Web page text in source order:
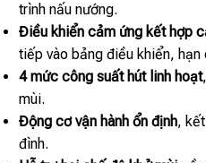
trình nấu nướng.
Điều khiển cảm ứng kết hợp
tiếp vào bảng điều khiển, hạn
4 mức công suất hút linh hoạt
mùi.
Động cơ vận hành ổn định,
đình.